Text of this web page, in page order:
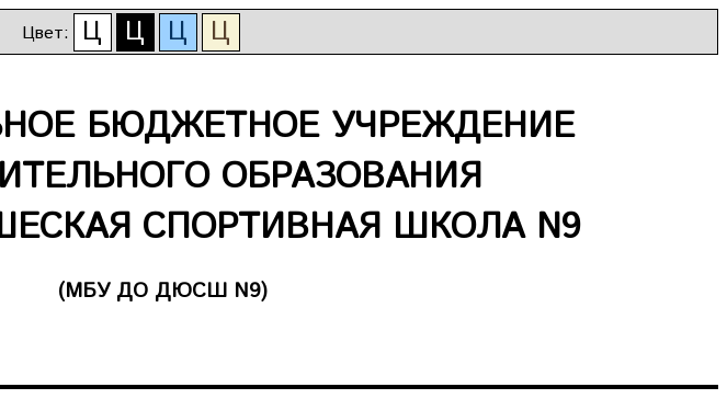
Цвет: Ц Ц Ц Ц
БЮДЖЕТНОЕ УЧРЕЖДЕНИЕ
ОБРАЗОВАНИЯ
СПОРТИВНАЯ ШКОЛА N9
(МБУ ДО ДЮСШ N9)